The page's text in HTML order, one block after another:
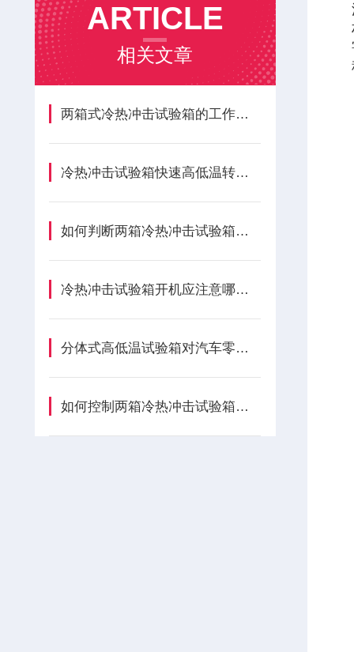
ARTICLE
相关文章
两箱式冷热冲击试验箱的工作原理是什么？
冷热冲击试验箱快速高低温转换技术特点详述
如何判断两箱冷热冲击试验箱的负载是否过大？
冷热冲击试验箱开机应注意哪些呢？
分体式高低温试验箱对汽车零部件起到哪些作用？
如何控制两箱冷热冲击试验箱的温度变化?